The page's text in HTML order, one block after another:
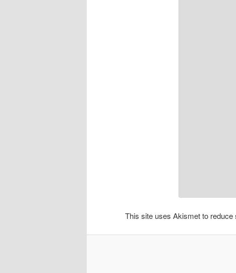
This site uses Akismet to reduce